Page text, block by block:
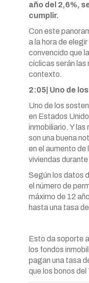
año del 2,6%,
cumplir.
Con este
a la hora de
convencido que
cíclicas serán las
contexto.
2:05| Uno de
Uno de los
en Estados
inmobiliario. Y
son una buena
en el aumento
viviendas
Según los datos
el número de
máximo de 12
hasta una tasa
Esto da soporte
los fondos
pagan una tasa
que los bonos